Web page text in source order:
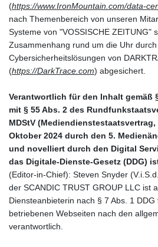
(https://www.IronMountain.com/data-
nach Themenbereich von unseren
Systeme von "VOSSISCHE ZEITUNG"
Zusammenhang rund um die Uhr
Cybersicherheitslösungen von
(https://DarkTrace.com) abgesichert.
Verantwortlich für den Inhalt gemäß
mit § 55 Abs. 2 des
MDStV
Oktober 2024 durch den 5.
und novelliert durch den Digital
das Digitale-Dienste-Gesetz (DDG)
(Editor-in-Chief): Steven Snyder
der SCANDIC TRUST GROUP LLC ist
Diensteanbieterin nach § 7 Abs. 1
betriebenen Webseiten nach den
verantwortlich.